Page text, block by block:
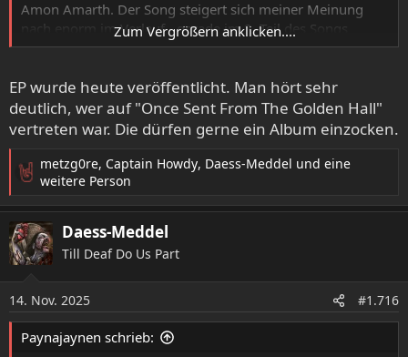
Amon Amarth. Der Song steigert sich meiner Meinung
nach enorm im Verlauf - gerade im 2. Teil des Songs
drehen sie nochmal auf. Der Teil nach dem Solo ist zwar
auf mehr Material gespannt!
FIMBUL WINTER - Mounds of Stones
YouTubessa voit nauttia parhaista videoista ja musiikista,
ladata alkuperäistä sisältöä ja jakaa kaiken ystäviesi,
perheesi ja koko maailman kanssa.
Zum Vergrößern anklicken....
EP wurde heute veröffentlicht. Man hört sehr
deutlich, wer auf "Once Sent From The Golden Hall"
vertreten war. Die dürfen gerne ein Album einzocken.
R
a
k
t
i
o
n
e
n
metzg0re, Captain Howdy, Daess-Meddel und eine
weitere Person
Daess-Meddel
Till Deaf Do Us Part
14. Nov. 2025 #1.716
Paynajaynen schrieb: